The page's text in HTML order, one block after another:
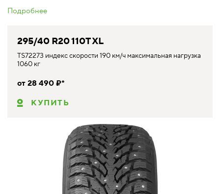
Подробнее
295/40 R20 110T XL
TS72273 индекс скорости 190 км/ч максимальная нагрузка
1060 кг
от 28 490 ₽*
КУПИТЬ